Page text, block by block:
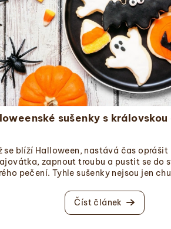
sušenky s královskou
se blíží Halloween, nastává čas oprášit
zapnout troubu a pustit se do
pečení. Tyhle sušenky nejsou jen
na každé podzimní oslavě. Těsto je
a krásně drží tvar. A dí...
Číst článek